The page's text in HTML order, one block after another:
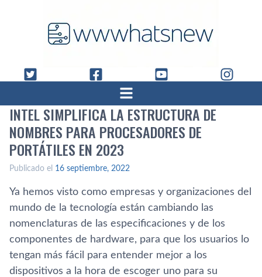
INTEL SIMPLIFICA LA ESTRUCTURA DE
NOMBRES PARA PROCESADORES DE
PORTÁTILES EN 2023
Publicado el 16 septiembre, 2022
Ya hemos visto como empresas y organizaciones del
mundo de la tecnología están cambiando las
nomenclaturas de las especificaciones y de los
componentes de hardware, para que los usuarios lo
tengan más fácil para entender mejor a los
dispositivos a la hora de escoger uno para su